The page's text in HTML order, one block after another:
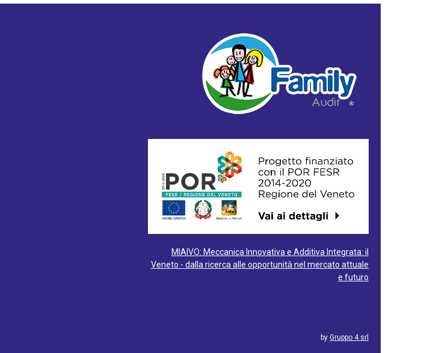
MIAIVO: Meccanica Innovativa e Additiva Integrata: il
Veneto - dalla ricerca alle opportunità nel mercato attuale
e futuro
by Gruppo 4 srl